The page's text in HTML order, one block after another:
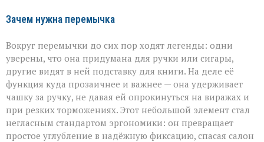
Зачем нужна перемычка
Вокруг перемычки до сих пор ходят легенды: одни
уверены, что она придумана для ручки или сигары,
другие видят в ней подставку для книги. На деле её
функция куда прозаичнее и важнее — она удерживает
чашку за ручку, не давая ей опрокинуться на виражах и
при резких торможениях. Этот небольшой элемент стал
негласным стандартом эргономики: он превращает
простое углубление в надёжную фиксацию, спасая салон